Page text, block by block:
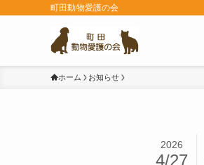
町田動物愛護の会
ホーム お知らせ
2026
4/27